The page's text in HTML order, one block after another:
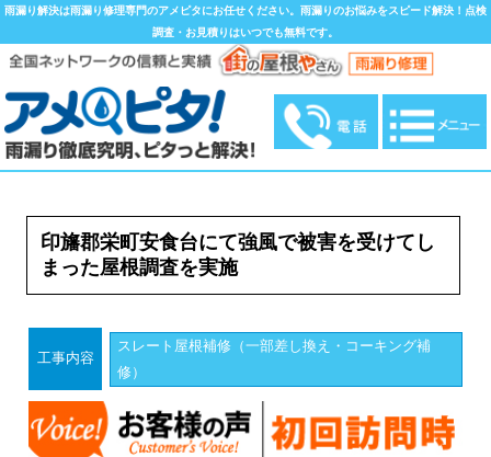
雨漏り解決は雨漏り修理専門のアメピタにお任せください。雨漏りのお悩みをスピード解決！点検
調査・お見積りはいつでも無料です。
印旛郡栄町安食台にて強風で被害を受けてし
まった屋根調査を実施
工事内容
スレート屋根補修（一部差し換え・コーキング補
修）